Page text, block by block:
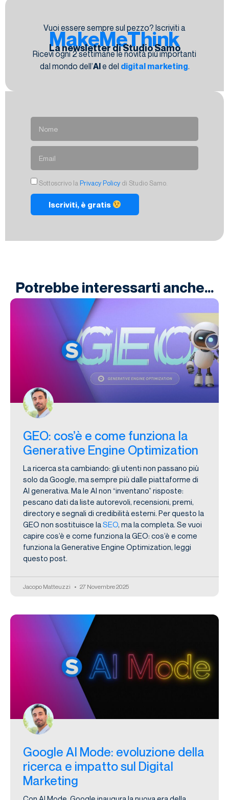
Vuoi essere sempre sul pezzo? Iscriviti a
MakeMeThink
La newsletter di Studio Samo
Ricevi ogni 2 settimane le novità più importanti
dal mondo dell’AIe del digital marketing.
Sottoscrivo la Privacy Policy di Studio Samo.
Iscriviti, è gratis
Potrebbe interessarti anche...
GEO: cos’è e come funziona la
Generative Engine Optimization
La ricerca sta cambiando: gli utenti non passano più
solo da Google, ma sempre più dalle piattaforme di
AI generativa. Ma le AI non “inventano” risposte:
pescano dati da liste autorevoli, recensioni, premi,
directory e segnali di credibilità esterni. Per questo la
GEO non sostituisce la SEO , ma la completa. Se vuoi
capire cos’è e come funziona la GEO: cos’è e come
funziona la Generative Engine Optimization, leggi
questo post.
Jacopo Matteuzzi 27 Novembre 2025
Google AI Mode: evoluzione della
ricerca e impatto sul Digital
Marketing